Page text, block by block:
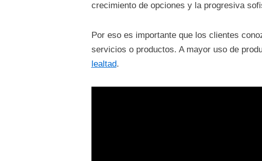
crecimiento de opciones y la progresiva
Por eso es importante que los clientes
servicios o productos. A mayor uso de
lealtad.